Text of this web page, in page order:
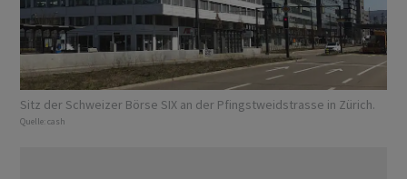
Sitz der Schweizer Börse SIX an der Pfingstweidstrasse in Zürich.
Quelle: cash